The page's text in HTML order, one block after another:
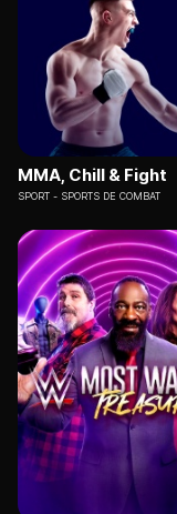
MMA, Chill & Fight
SPORT SPORTS DE COMBAT